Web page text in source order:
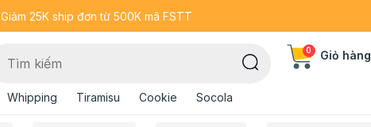
Giảm 25K ship đơn từ 500K mã FSTT
Whipping Tiramisu Cookie Socola
0 Giỏ hàng